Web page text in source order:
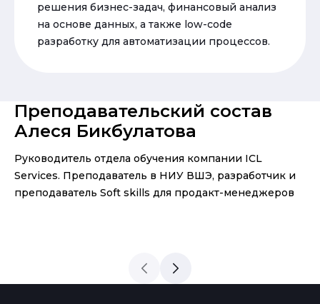
решения бизнес-задач, финансовый анализ
на основе данных, а также low-code
разработку для автоматизации процессов.
Преподавательский состав
Алеся Бикбулатова
Руководитель отдела обучения компании ICL
Services. Преподаватель в НИУ ВШЭ, разработчик и
преподаватель Soft skills для продакт-менеджеров